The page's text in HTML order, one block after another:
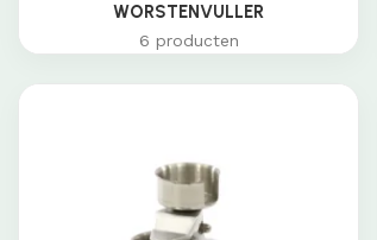
WORSTENVULLER
6 producten